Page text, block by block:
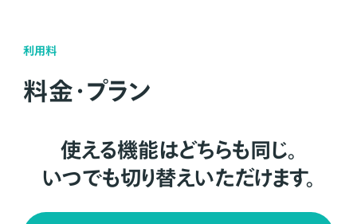
利用料
料金・プラン
使える機能はどちらも同じ。
いつでも切り替えいただけます。